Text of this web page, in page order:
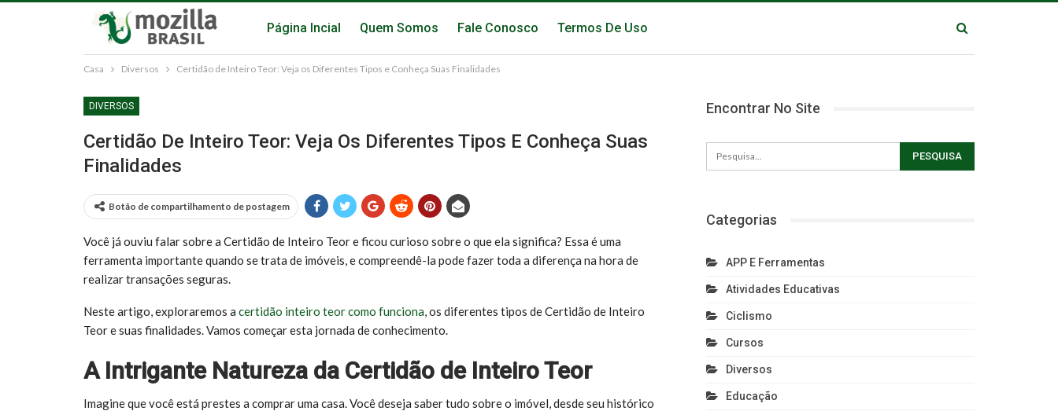
Página Incial Quem Somos Fale Conosco Termos De Uso
Casa Diversos Certidão de Inteiro Teor: Veja os Diferentes Tipos e Conheça Suas Finalidades
DIVERSOS
Certidão De Inteiro Teor: Veja Os Diferentes Tipos E Conheça Suas
Finalidades
Botão de compartilhamento de postagem
Você já ouviu falar sobre a Certidão de Inteiro Teor e ficou curioso sobre o que ela significa? Essa é uma
ferramenta importante quando se trata de imóveis, e compreendê-la pode fazer toda a diferença na hora de
realizar transações seguras.
Neste artigo, exploraremos a certidão inteiro teor como funciona, os diferentes tipos de Certidão de Inteiro
Teor e suas finalidades. Vamos começar esta jornada de conhecimento.
A Intrigante Natureza da Certidão de Inteiro Teor
Imagine que você está prestes a comprar uma casa. Você deseja saber tudo sobre o imóvel, desde seu histórico
Encontrar No Site
Categorias
APP E Ferramentas
Atividades Educativas
Ciclismo
Cursos
Diversos
Educação